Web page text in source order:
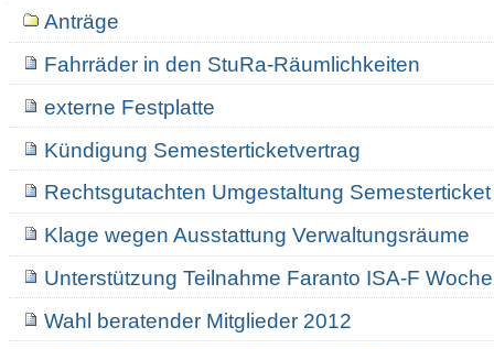
NavigationAnträge
Fahrräder in den StuRa-Räumlichkeiten
externe Festplatte
Kündigung Semesterticketvertrag
Rechtsgutachten Umgestaltung Semesterticket
Klage wegen Ausstattung Verwaltungsräume
Unterstützung Teilnahme Faranto ISA-F
Wahl beratender Mitglieder 2012